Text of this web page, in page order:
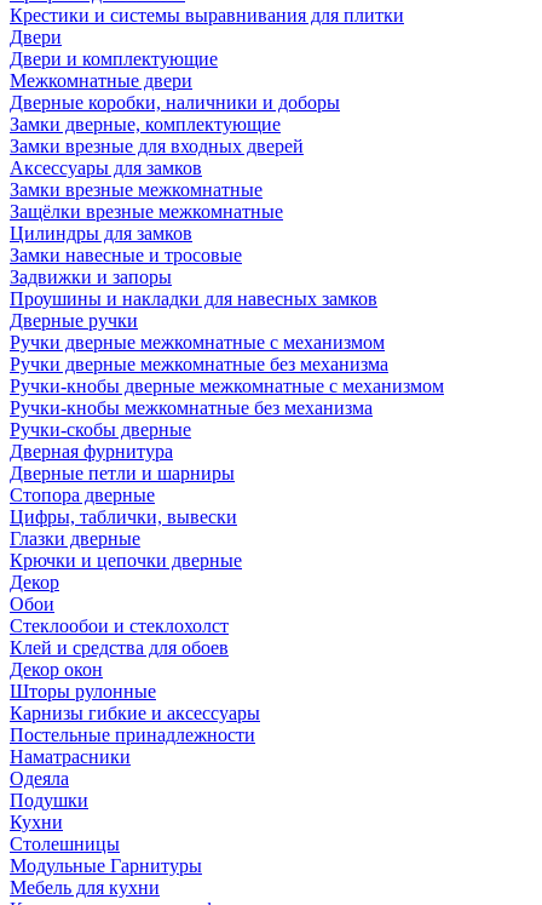
Крестики и системы выравнивания для плитки
Двери
Двери и комплектующие
Межкомнатные двери
Дверные коробки, наличники и доборы
Замки дверные, комплектующие
Замки врезные для входных дверей
Аксессуары для замков
Замки врезные межкомнатные
Защёлки врезные межкомнатные
Цилиндры для замков
Замки навесные и тросовые
Задвижки и запоры
Проушины и накладки для навесных замков
Дверные ручки
Ручки дверные межкомнатные с механизмом
Ручки дверные межкомнатные без механизма
Ручки-кнобы дверные межкомнатные с механизмом
Ручки-кнобы межкомнатные без механизма
Ручки-скобы дверные
Дверная фурнитура
Дверные петли и шарниры
Стопора дверные
Цифры, таблички, вывески
Глазки дверные
Крючки и цепочки дверные
Декор
Обои
Стеклообои и стеклохолст
Клей и средства для обоев
Декор окон
Шторы рулонные
Карнизы гибкие и аксессуары
Постельные принадлежности
Наматрасники
Одеяла
Подушки
Кухни
Столешницы
Модульные Гарнитуры
Мебель для кухни